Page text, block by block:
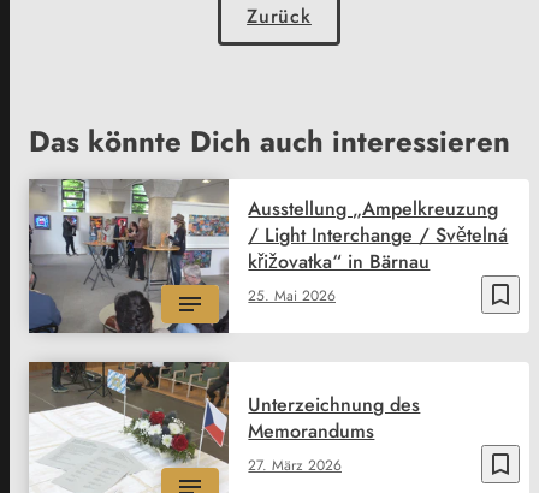
Zurück
Das könnte Dich auch interessieren
bookmark_border
25. Mai 2026
Ausstellung „Ampelkreuzung
/ Light Interchange / Světelná
křižovatka“ in Bärnau
bookmark_border
27. März 2026
Unterzeichnung des
Memorandums